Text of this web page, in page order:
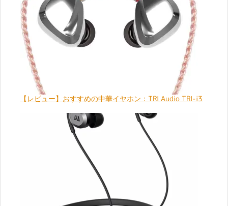
【レビュー】おすすめの中華イヤホン：TRI Audio TRI-i3